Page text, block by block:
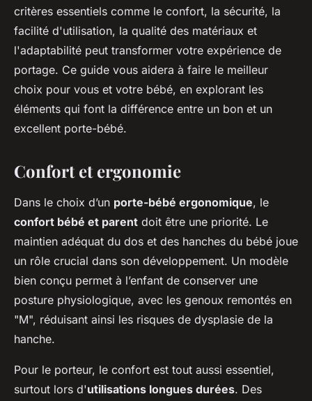
sébastien•31 janvier 2025•5 min de lecture
critères essentiels comme le confort, la sécurité, la
facilité d'utilisation, la qualité des matériaux et
l'adaptabilité peut transformer votre expérience de
portage. Ce guide vous aidera à faire le meilleur
choix pour vous et votre bébé, en explorant les
éléments qui font la différence entre un bon et un
excellent porte-bébé.
Confort et ergonomie
Dans le choix d’un porte-bébé ergonomique, le
confort bébé et parent doit être une priorité. Le
maintien adéquat du dos et des hanches du bébé joue
un rôle crucial dans son développement. Un modèle
bien conçu permet à l’enfant de conserver une
posture physiologique, avec les genoux remontés en
"M", réduisant ainsi les risques de dysplasie de la
hanche.
Pour le porteur, le confort est tout aussi essentiel,
surtout lors d'utilisations longues durées. Des